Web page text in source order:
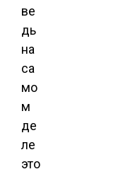
ве
дь
на
са
мо
м
де
ле
это